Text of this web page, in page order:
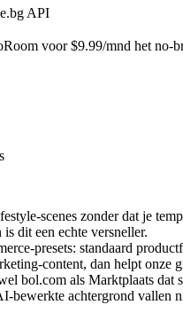
API
voor $9.99/mnd het no-
scenes zonder dat je
dit een echte versneller.
presets: standaard
content, dan helpt onze
bol.com als Marktplaats
achtergrond vallen